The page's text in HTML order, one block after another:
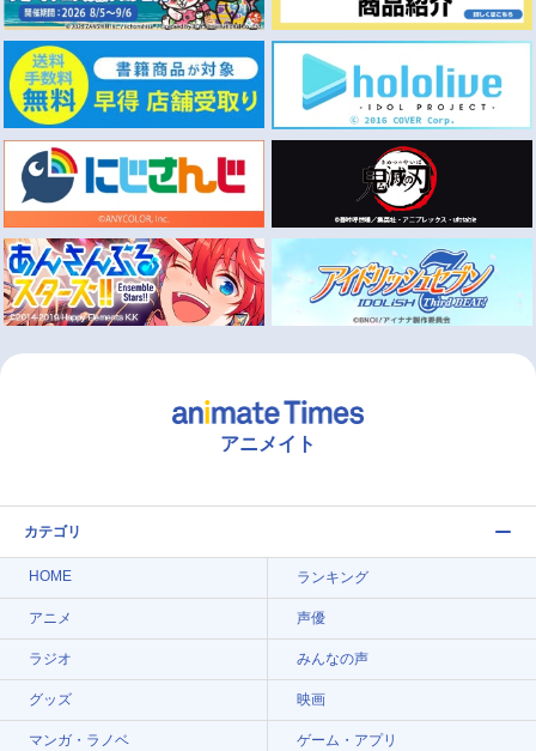
アニメイト
カテゴリ
HOME ランキング
アニメ 声優
ラジオ みんなの声
グッズ 映画
マンガ・ラノベ ゲーム・アプリ